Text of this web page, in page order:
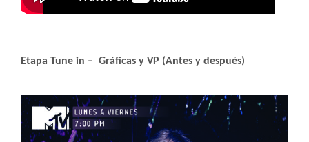
Etapa Tune in – Gráficas y VP (Antes y después)